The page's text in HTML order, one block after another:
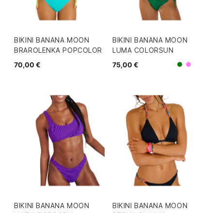
BIKINI BANANA MOON
BRAROLENKA POPCOLOR
70,00 €
BIKINI BANANA MOON
LUMA COLORSUN
75,00 €
Verde
BIKINI BANANA MOON
BIKINI BANANA MOON